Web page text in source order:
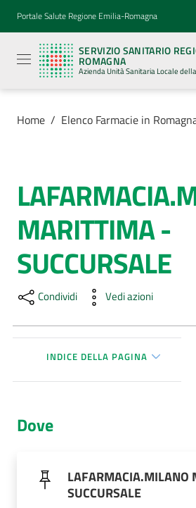
Vai al contenuto
Vai alla navigazione
Vai al footer
Portale Salute Regione Emilia-Romagna
SERVIZIO SANITARIO
ROMAGNA
Azienda Unità Sanitaria Locale
Sanitario
Regionale
Emilia-
Romagna
Azienda
Sanitaria
Locale della
Azienda
Servizi
Luoghi
cura
AUSL
Comunica
Carta
Home / Elenco Farmacie in
Salta al contenuto
MARITTIMA -
SUCCURSALE
Condividi Vedi azioni
INDICE DELLA PAGINA
Dove
LAFARMACIA.MILANO
SUCCURSALE